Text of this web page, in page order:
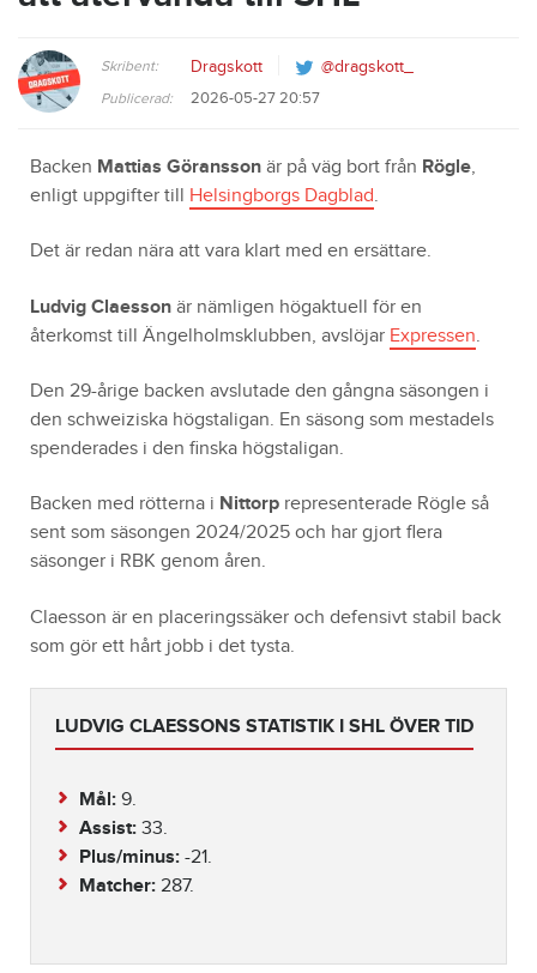
Skribent: Dragskott @dragskott_
Publicerad: 2026-05-27 20:57
Backen Mattias Göransson är på väg bort från Rögle,
enligt uppgifter till Helsingborgs Dagblad.
Det är redan nära att vara klart med en ersättare.
Ludvig Claesson är nämligen högaktuell för en
återkomst till Ängelholmsklubben, avslöjar Expressen.
Den 29-årige backen avslutade den gångna säsongen i
den schweiziska högstaligan. En säsong som mestadels
spenderades i den finska högstaligan.
Backen med rötterna i Nittorp representerade Rögle så
sent som säsongen 2024/2025 och har gjort flera
säsonger i RBK genom åren.
Claesson är en placeringssäker och defensivt stabil back
som gör ett hårt jobb i det tysta.
LUDVIG CLAESSONS STATISTIK I SHL ÖVER TID
Mål: 9.
Assist: 33.
Plus/minus: -21.
Matcher: 287.